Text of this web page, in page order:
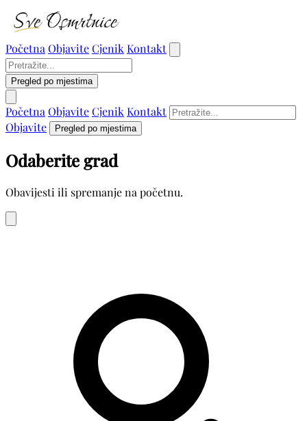
Početna ObjaviteCjenik Kontakt
Pregled po mjestima
Početna ObjaviteCjenik Kontakt
Objavite
Pregled po mjestima
Odaberite grad
Obavijesti ili spremanje na početnu.